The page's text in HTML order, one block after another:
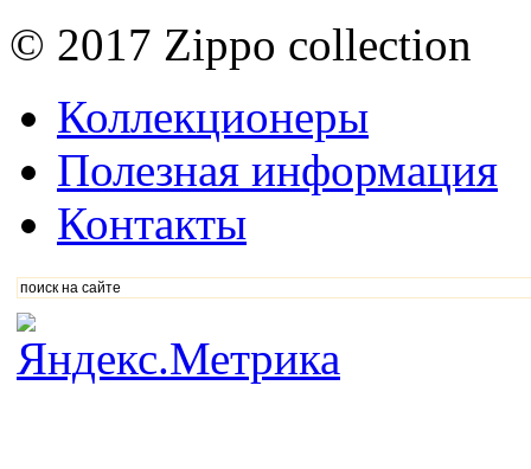
© 2017 Zippo collection
Коллекционеры
Полезная информация
Контакты